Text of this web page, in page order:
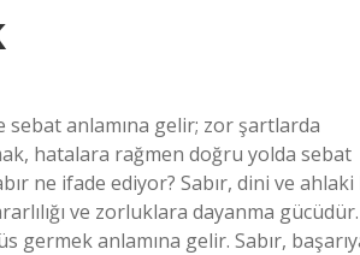
sebat anlamına gelir; zor şartlarda
hatalara rağmen doğru yolda sebat
ne ifade ediyor? Sabır, dini ve
ve zorluklara dayanma gücüdür.
anlamına gelir. Sabır,